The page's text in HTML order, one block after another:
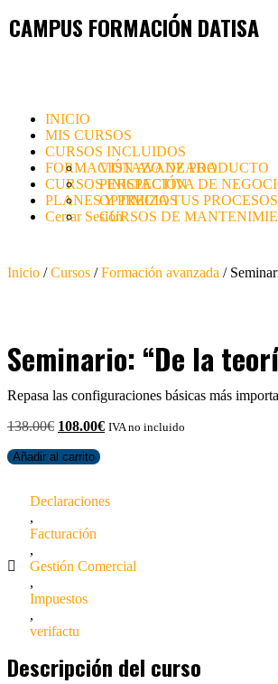
CAMPUS FORMACIÓN DATISA
INICIO
MIS CURSOS
CURSOS INCLUIDOS
VISTAZO DE PRODUCTO
PERSPECTIVA DE
OPTIMIZA TUS PROCESOS
CURSOS DE
FORMACIÓN AVANZADA
CURSOS INICIACIÓN
PLANES Y PRECIOS
Cerrar Sesión
Inicio /Cursos /Formación avanzada /
Seminario: “De la
Repasa las configuraciones básicas más
138.00€ 108.00€ IVA no incluido
Añadir al carrito
Declaraciones
,
Facturación
,
Gestión Comercial
,
Impuestos
,
verifactu
Descripción del curso